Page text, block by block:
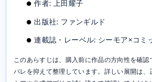
作者: 上田耀子
出版社: ファンギルド
連載誌・レーベル: シーモア×コミ
このあらすじは、購入前に作品の方向性を確認
バレを抑えて整理しています。詳しい展開は、